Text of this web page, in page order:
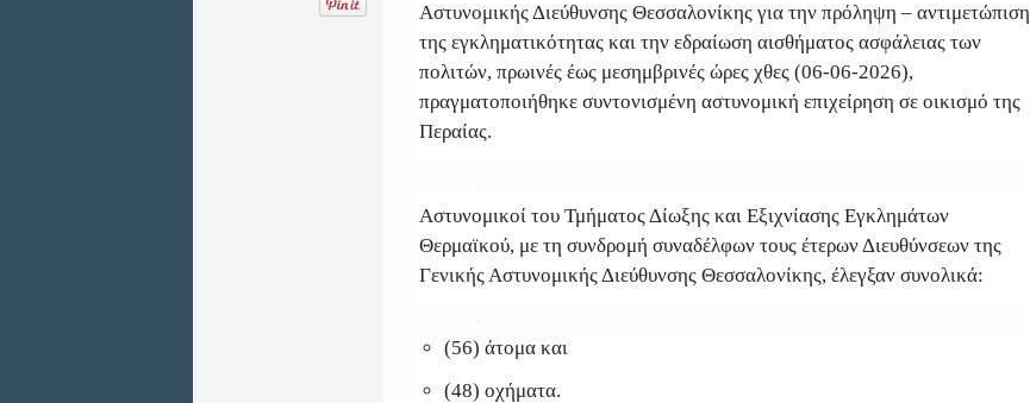
Αστυνομικής Διεύθυνσης Θεσσαλονίκης για την πρόληψη – αντιμετώπιση
της εγκληματικότητας και την εδραίωση αισθήματος ασφάλειας των
πολιτών, πρωινές έως μεσημβρινές ώρες χθες (06-06-2026),
πραγματοποιήθηκε συντονισμένη αστυνομική επιχείρηση σε οικισμό της
Περαίας.
Αστυνομικοί του Τμήματος Δίωξης και Εξιχνίασης Εγκλημάτων
Θερμαϊκού, με τη συνδρομή συναδέλφων τους έτερων Διευθύνσεων της
Γενικής Αστυνομικής Διεύθυνσης Θεσσαλονίκης, έλεγξαν συνολικά:
(56) άτομα και
(48) οχήματα.